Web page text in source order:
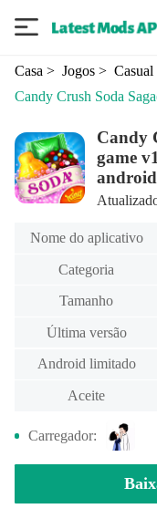
Casa > Jogos> Casual
Candy Crush Soda Saga
Candy
game
android
Nome do aplicativo
Categoria
Tamanho
Última versão
Android limitado
Aceite
Carregador: